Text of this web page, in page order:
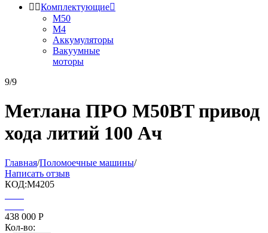
 Комплектующие
М50
М4
Аккумуляторы
Вакуумные
моторы
9/9
Метлана ПРО М50BT привод
хода литий 100 Ач
Главная/Поломоечные машины/
Написать отзыв
КОД:M4205
438 000 Р
Кол-во: